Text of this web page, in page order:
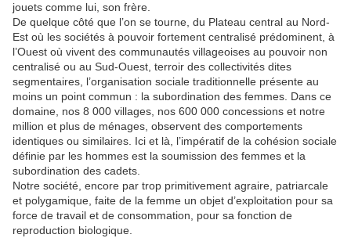
jouets comme lui, son frère.
De quelque côté que l’on se tourne, du Plateau central au Nord-
Est où les sociétés à pouvoir fortement centralisé prédominent, à
l’Ouest où vivent des communautés villageoises au pouvoir non
centralisé ou au Sud-Ouest, terroir des collectivités dites
segmentaires, l’organisation sociale traditionnelle présente au
moins un point commun : la subordination des femmes. Dans ce
domaine, nos 8 000 villages, nos 600 000 concessions et notre
million et plus de ménages, observent des comportements
identiques ou similaires. Ici et là, l’impératif de la cohésion sociale
définie par les hommes est la soumission des femmes et la
subordination des cadets.
Notre société, encore par trop primitivement agraire, patriarcale
et polygamique, faite de la femme un objet d’exploitation pour sa
force de travail et de consommation, pour sa fonction de
reproduction biologique.